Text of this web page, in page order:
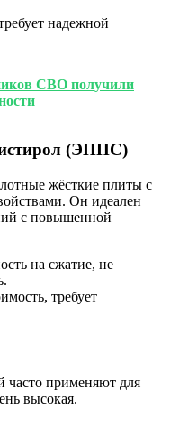
надежной
СВО получили
(ЭППС)
жёсткие плиты с
Он идеален
с повышенной
на сжатие, не
требует
часто применяют для
высокая.